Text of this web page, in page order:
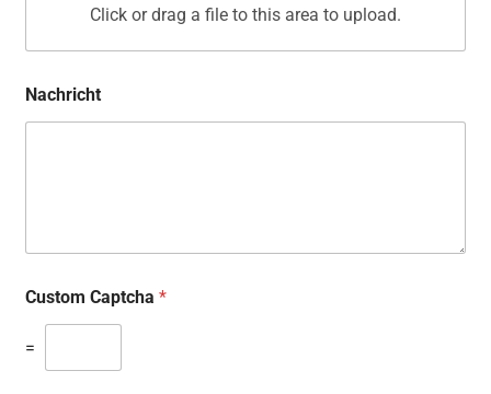
Click or drag a file to this area to upload.
Nachricht
Custom Captcha*
=